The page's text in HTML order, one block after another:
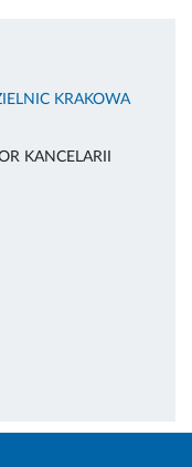
KRAKOWA
KANCELARII